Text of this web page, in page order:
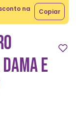
na
Copiar
E